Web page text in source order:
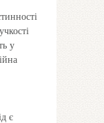
у
є